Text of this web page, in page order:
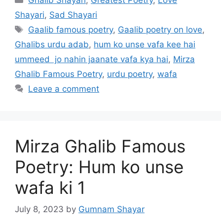
Shayari, Sad Shayari
Tags
Gaalib famous poetry, Gaalib poetry on love,
Ghalibs urdu adab, hum ko unse vafa kee hai
ummeed jo nahin jaanate vafa kya hai, Mirza
Ghalib Famous Poetry, urdu poetry, wafa
Leave a comment
Mirza Ghalib Famous
Poetry: Hum ko unse
wafa ki 1
July 8, 2023 by Gumnam Shayar